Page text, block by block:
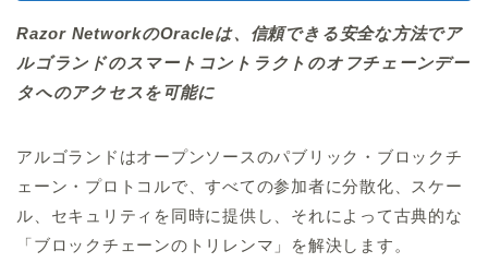
Razor NetworkのOracleは、信頼できる安全な方法でア
ルゴランドのスマートコントラクトのオフチェーンデー
タへのアクセスを可能に
アルゴランドはオープンソースのパブリック・ブロックチ
ェーン・プロトコルで、すべての参加者に分散化、スケー
ル、セキュリティを同時に提供し、それによって古典的な
「ブロックチェーンのトリレンマ」を解決します。